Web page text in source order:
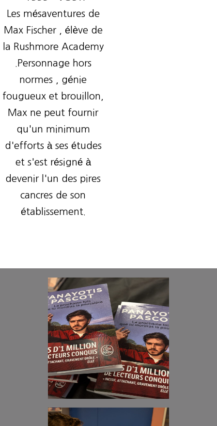
Les mésaventures de
Max Fischer , élève de
la Rushmore Academy
.Personnage hors
normes , génie
fougueux et brouillon,
Max ne peut fournir
qu'un minimum
d'efforts à ses études
et s'est résigné à
devenir l'un des pires
cancres de son
établissement.